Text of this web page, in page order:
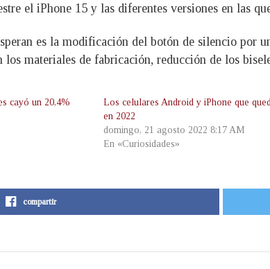
el iPhone 15 y las diferentes versiones en las
es la modificación del botón de silencio por
los materiales de fabricación, reducción de los
cayó un 20,4%
Los celulares Android y iPhone que
en 2022
domingo, 21 agosto 2022 8:17 AM
En «Curiosidades»
compartir